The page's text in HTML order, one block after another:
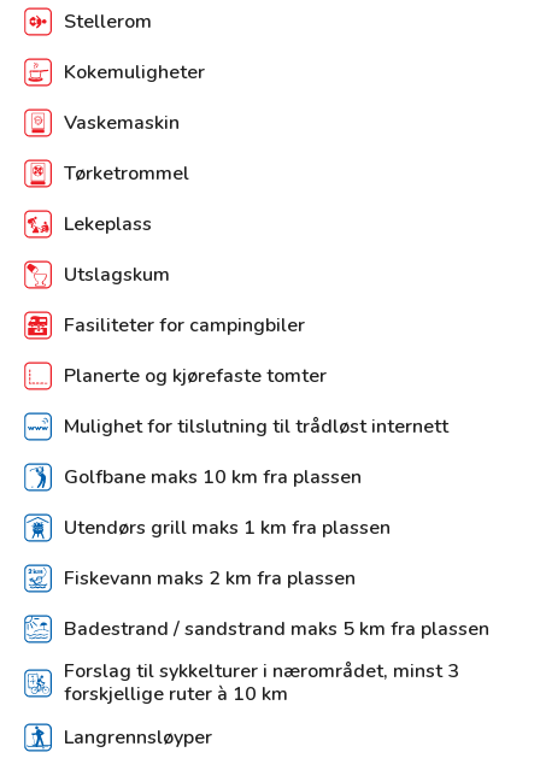
Stellerom
Kokemuligheter
Vaskemaskin
Tørketrommel
Lekeplass
Utslagskum
Fasiliteter for campingbiler
Planerte og kjørefaste tomter
Mulighet for tilslutning til trådløst internett
Golfbane maks 10 km fra plassen
Utendørs grill maks 1 km fra plassen
Fiskevann maks 2 km fra plassen
Badestrand / sandstrand maks 5 km fra plassen
Forslag til sykkelturer i nærområdet, minst 3
forskjellige ruter à 10 km
Langrennsløyper